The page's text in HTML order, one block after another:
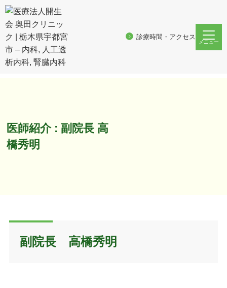
診療時間・アクセス
メニュー
JR宇都宮駅 から徒歩５分の内科、人工透析内科、腎臓内科
ホーム 医院紹介
医師紹介 : 副院長 高
橋秀明
副院長 高橋秀明